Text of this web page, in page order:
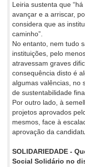
Leiria sustenta que
avançar e a arriscar,
considera que as
caminho”.
No entanto, nem tudo
instituições, pelo
atravessam graves
consequência disto é
algumas valências, no
de sustentabilidade
Por outro lado, à
projetos aprovados
mesmos, face à
aprovação da
SOLIDARIEDADE -
Social Solidário no